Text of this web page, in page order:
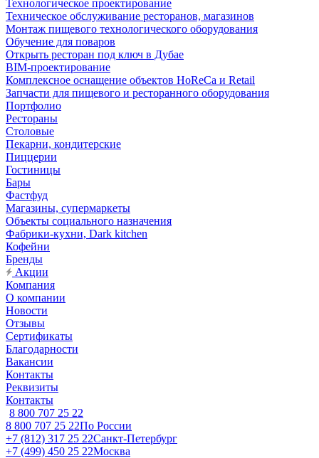
Технологическое проектирование
Техническое обслуживание ресторанов, магазинов
Монтаж пищевого технологического оборудования
Обучение для поваров
Открыть ресторан под ключ в Дубае
BIM-проектирование
Комплексное оснащение объектов HoReCa и Retail
Запчасти для пищевого и ресторанного оборудования
Портфолио
Рестораны
Столовые
Пекарни, кондитерские
Пиццерии
Гостиницы
Бары
Фастфуд
Магазины, супермаркеты
Объекты социального назначения
Фабрики-кухни, Dark kitchen
Кофейни
Бренды
Акции
Компания
О компании
Новости
Отзывы
Сертификаты
Благодарности
Вакансии
Контакты
Реквизиты
Контакты
8 800 707 25 22
8 800 707 25 22По России
+7 (812) 317 25 22Санкт-Петербург
+7 (499) 450 25 22Москва